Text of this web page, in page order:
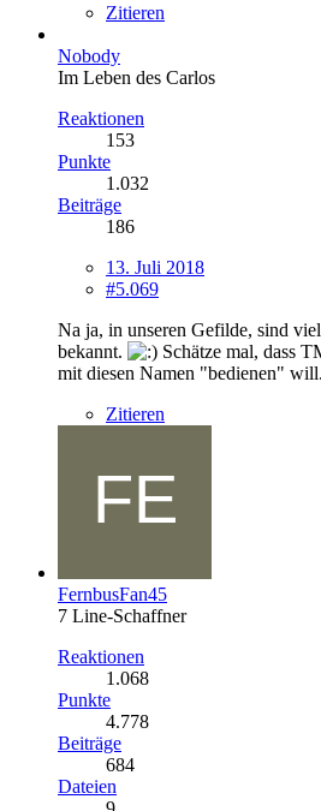
Zitieren
Nobody
Im Leben des Carlos
Reaktionen
153
Punkte
1.032
Beiträge
186
13. Juli 2018
#5.069
Na ja, in unseren Gefilde, sind
bekannt.
Schätze mal, dass
mit diesen Namen "bedienen" will.
Zitieren
FernbusFan45
7 Line-Schaffner
Reaktionen
1.068
Punkte
4.778
Beiträge
684
Dateien